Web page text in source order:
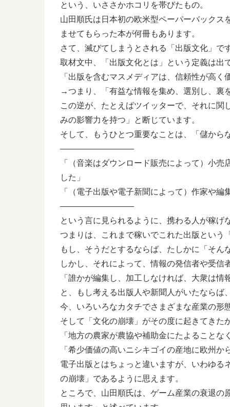
という、いささかホコリを帯びたもの。
山田順氏は日本初の欧米型ペーパーバック
ませてもらった本が何冊もあります。
さて、滅びてしまうとされる「出版文化」
取材文中、「出版文化とは」という定義は出
「出版を含むマスメディアは、信頼性が高
→つまり、「有益な情報を集め、選別し、裏
この逆が、たとえばツイッターで、それに
みの影響力を持つ」と断じています。
そして、もうひとつ重要なことは、「儲から
—————————
「（音楽はダウンロード販売によって）小
した」
「（電子出版や電子新聞によって）作家や
—————————
という言に見られるように、携わる人が稼
つまりは、これまで稼いでこれた出版という
もし、そうだとするならば、たしかに「そ
しかし、それによって、情報の発信者や受
「誰かが編集し、加工しなければ、大衆は情
と、もし考える出版人や新聞人がいたなら
今、いろいろなカタチでさまざまな産業の形
そして「文化の崩壊」がその度に起きてきた
「地方の農家が農協や補助金にたよること
「希少価値の高いニシキゴイの産地に欧州か
電子出版とはちょっと違いますが、いわゆ
の崩壊」であるように思えます。
ところで、山田順氏は、ゲーム産業の衰退